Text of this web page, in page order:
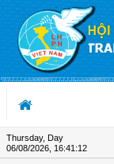
Skip to Content
Thursday, Day
06/08/2026 16:41:13